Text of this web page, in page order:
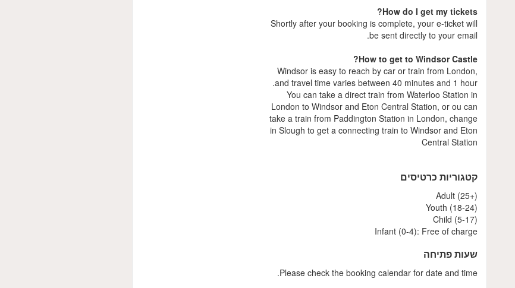
How do I get my tickets?
Shortly after your booking is complete, your e-ticket will
be sent directly to your email.
How to get to Windsor Castle?
Windsor is easy to reach by car or train from London,
and travel time varies between 40 minutes and 1 hour.
You can take a direct train from Waterloo Station in
London to Windsor and Eton Central Station, or ou can
take a train from Paddington Station in London, change
in Slough to get a connecting train to Windsor and Eton
Central Station
קטגוריות כרטיסים
Adult (25+)
Youth (18-24)
Child (5-17)
Infant (0-4): Free of charge
שעות פתיחה
Please check the booking calendar for date and time.